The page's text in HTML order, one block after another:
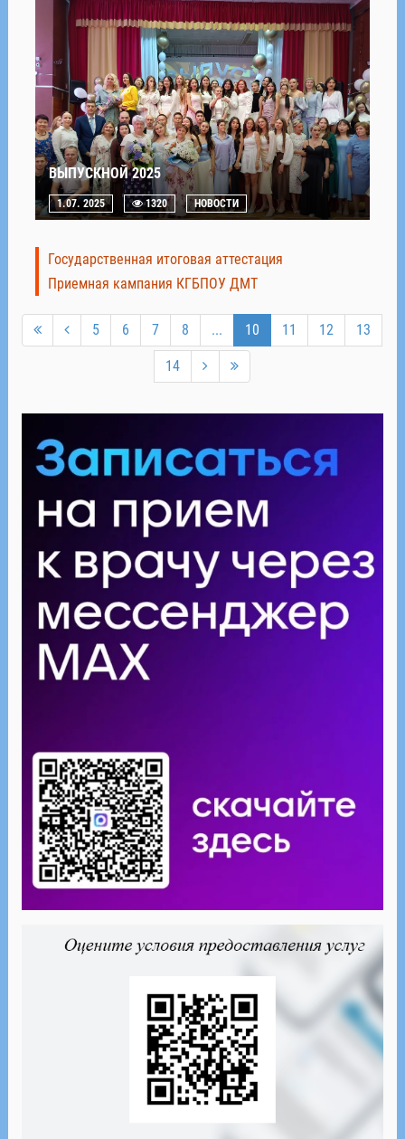
ВЫПУСКНОЙ 2025
1.07. 2025 1320 НОВОСТИ
Государственная итоговая аттестация
Приемная кампания КГБПОУ ДМТ
5 6 7 8 ... 10 11 12 13
14